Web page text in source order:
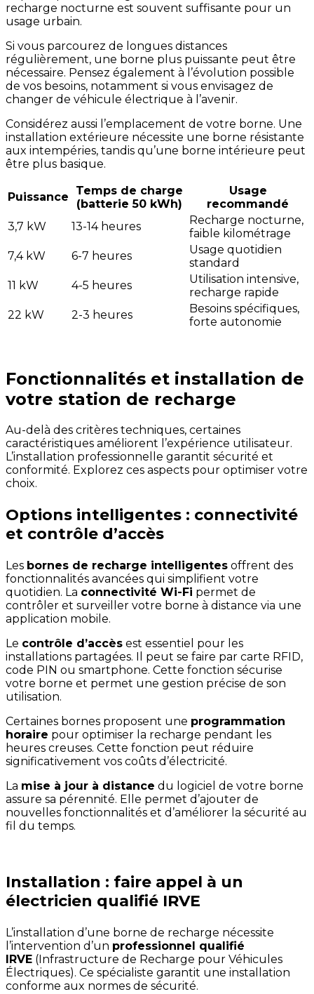
recharge nocturne est souvent suffisante pour un
usage urbain.
Si vous parcourez de longues distances
régulièrement, une borne plus puissante peut être
nécessaire. Pensez également à l’évolution possible
de vos besoins, notamment si vous envisagez de
changer de véhicule électrique à l’avenir.
Considérez aussi l’emplacement de votre borne. Une
installation extérieure nécessite une borne résistante
aux intempéries, tandis qu’une borne intérieure peut
être plus basique.
Puissance
Temps de charge
(batterie 50 kWh)
Usage
recommandé
3,7 kW
13-14 heures
Recharge nocturne,
faible kilométrage
7,4 kW
6-7 heures
Usage quotidien
standard
11 kW
4-5 heures
Utilisation intensive,
recharge rapide
22 kW
2-3 heures
Besoins spécifiques,
forte autonomie
Fonctionnalités et installation de
votre station de recharge
Au-delà des critères techniques, certaines
caractéristiques améliorent l’expérience utilisateur.
L’installation professionnelle garantit sécurité et
conformité. Explorez ces aspects pour optimiser votre
choix.
Options intelligentes : connectivité
et contrôle d’accès
Les bornes de recharge intelligentes offrent des
fonctionnalités avancées qui simplifient votre
quotidien. La connectivité Wi-Fi permet de
contrôler et surveiller votre borne à distance via une
application mobile.
Le contrôle d’accès est essentiel pour les
installations partagées. Il peut se faire par carte RFID,
code PIN ou smartphone. Cette fonction sécurise
votre borne et permet une gestion précise de son
utilisation.
Certaines bornes proposent une programmation
horaire pour optimiser la recharge pendant les
heures creuses. Cette fonction peut réduire
significativement vos coûts d’électricité.
La mise à jour à distance du logiciel de votre borne
assure sa pérennité. Elle permet d’ajouter de
nouvelles fonctionnalités et d’améliorer la sécurité au
fil du temps.
Installation : faire appel à un
électricien qualifié IRVE
L’installation d’une borne de recharge nécessite
l’intervention d’un professionnel qualifié
IRVE (Infrastructure de Recharge pour Véhicules
Électriques). Ce spécialiste garantit une installation
conforme aux normes de sécurité.